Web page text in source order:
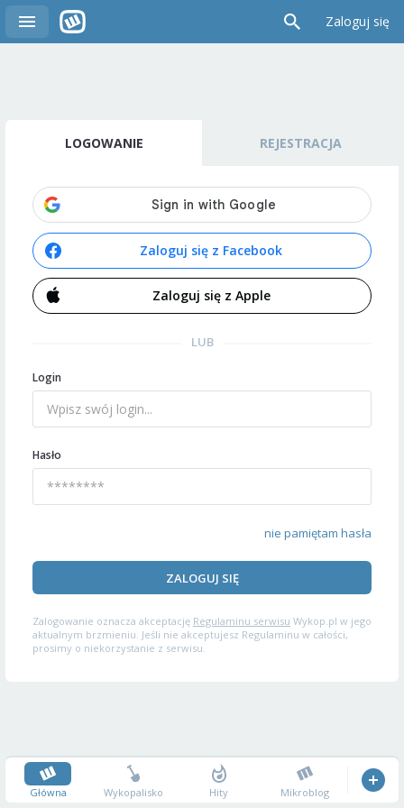
Zaloguj się
LOGOWANIE REJESTRACJA
Zaloguj się z Facebook
Zaloguj się z Apple
LUB
Login
Hasło
nie pamiętam hasła
ZALOGUJ SIĘ
Zalogowanie oznacza akceptację Regulaminu serwisu Wykop.pl w jego
aktualnym brzmieniu. Jeśli nie akceptujesz Regulaminu w całości,
prosimy o niekorzystanie z serwisu.
Główna Wykopalisko Hity Mikroblog